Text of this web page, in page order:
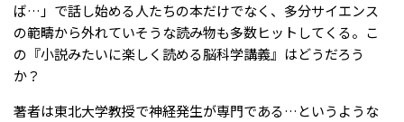
ば…」で話し始める人たちの本だけでなく、多分サイエンス
の範疇から外れていそうな読み物も多数ヒットしてくる。こ
の『小説みたいに楽しく読める脳科学講義』はどうだろう
か？
著者は東北大学教授で神経発生が専門である…というような